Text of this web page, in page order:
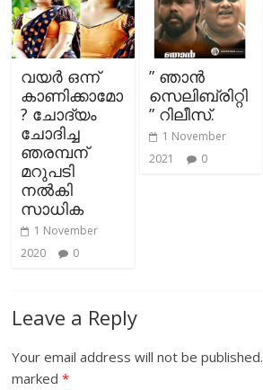
വയര്‍ ഒന്ന്
കാണിക്കാമോ
? ചോദ്യം
ചോദിച്ച
ഞരമ്പന്
മറുപടി
നല്‍കി
സാധിക
1 November
2020
0
” ഞാൻ
സെലിബ്രിറ്റി
” റിലീസ്.
1 November
2021
0
Leave a Reply
Your email address will not be published.
marked*